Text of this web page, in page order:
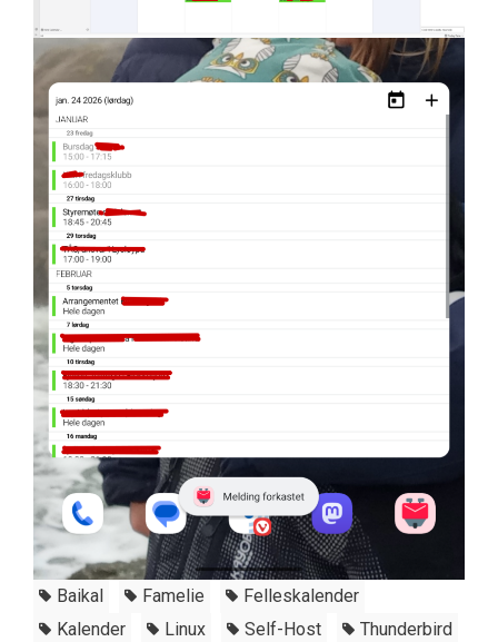
Baikal Famelie
Felleskalender
Kalender
Linux Self-Host Thunderbird